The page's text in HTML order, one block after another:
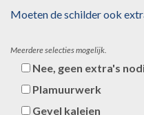
Moeten de schilder ook
Meerdere selecties mogelijk.
Nee, geen extra's
Plamuurwerk
Gevel kaleien